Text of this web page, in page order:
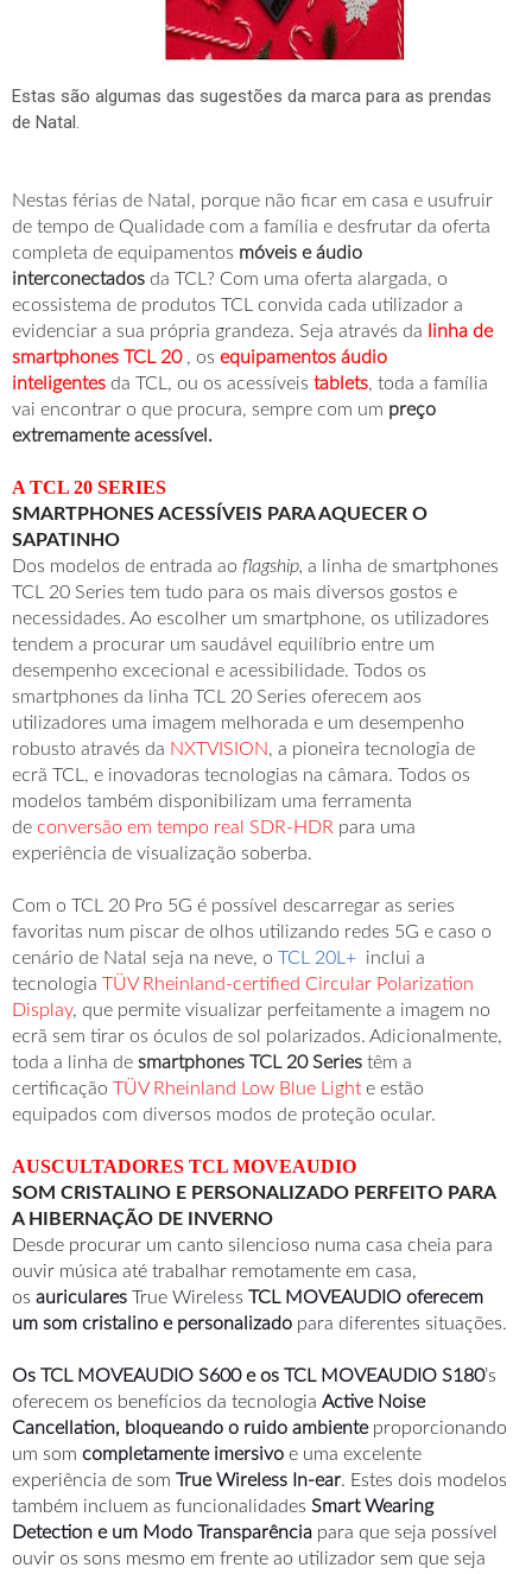
Estas são algumas das sugestões da marca para as prendas
de Natal.
Nestas férias de Natal, porque não ficar em casa e usufruir
de tempo de Qualidade com a família e desfrutar da oferta
completa de equipamentos móveis e áudio
interconectados da TCL? Com uma oferta alargada, o
ecossistema de produtos TCL convida cada utilizador a
evidenciar a sua própria grandeza. Seja através da
linha de
smartphones TCL 20 , os equipamentos áudio
inteligentes da TCL, ou os acessíveis tablets, toda a família
vai encontrar o que procura, sempre com um preço
extremamente acessível.
A TCL 20 SERIES
SMARTPHONES ACESSÍVEIS PARA AQUECER O
SAPATINHO
Dos modelos de entrada ao flagship, a linha de smartphones
TCL 20 Series tem tudo para os mais diversos gostos e
necessidades. Ao escolher um smartphone, os utilizadores
tendem a procurar um saudável equilíbrio entre um
desempenho excecional e acessibilidade. Todos os
smartphones da linha TCL 20 Series oferecem aos
utilizadores uma imagem melhorada e um desempenho
robusto através da NXTVISION, a pioneira tecnologia de
ecrã TCL, e inovadoras tecnologias na câmara. Todos os
modelos também disponibilizam uma ferramenta
de conversão em tempo real SDR-HDR para uma
experiência de visualização soberba.
Com o TCL 20 Pro 5G é possível descarregar as series
favoritas num piscar de olhos utilizando redes 5G e caso o
cenário de Natal seja na neve, o TCL 20L+ inclui a
tecnologia TÜV Rheinland-certified Circular Polarization
Display, que permite visualizar perfeitamente a imagem no
ecrã sem tirar os óculos de sol polarizados. Adicionalmente,
toda a linha de smartphones TCL 20 Series têm a
certificação TÜV Rheinland Low Blue Light e estão
equipados com diversos modos de proteção ocular.
AUSCULTADORES TCL MOVEAUDIO
SOM CRISTALINO E PERSONALIZADO PERFEITO PARA
A HIBERNAÇÃO DE INVERNO
Desde procurar um canto silencioso numa casa cheia para
ouvir música até trabalhar remotamente em casa,
os auriculares True Wireless TCL MOVEAUDIO oferecem
um som cristalino e personalizado para diferentes situações.
Os TCL MOVEAUDIO S600 e os TCL MOVEAUDIO S180’s
oferecem os benefícios da tecnologia Active Noise
Cancellation, bloqueando o ruido ambienteproporcionando
um som completamente imersivo e uma excelente
experiência de som True Wireless In-ear. Estes dois modelos
também incluem as funcionalidades Smart Wearing
Detection e um Modo Transparência para que seja possível
ouvir os sons mesmo em frente ao utilizador sem que seja